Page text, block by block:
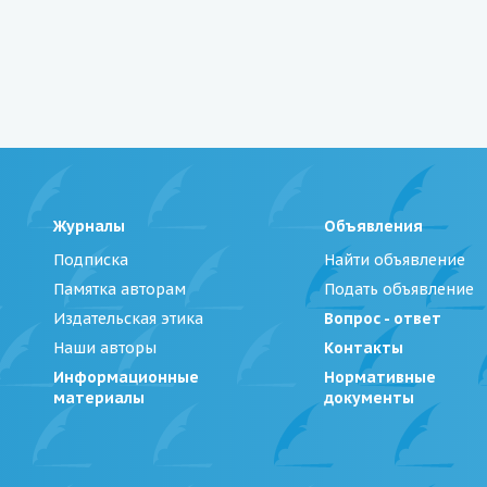
Журналы
Подписка
Памятка авторам
Издательская этика
Наши авторы
Информационные
материалы
Объявления
Найти объявление
Подать объявление
Вопрос - ответ
Контакты
Нормативные
документы